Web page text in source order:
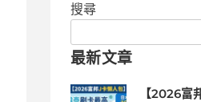
搜尋
最新文章
【2026富